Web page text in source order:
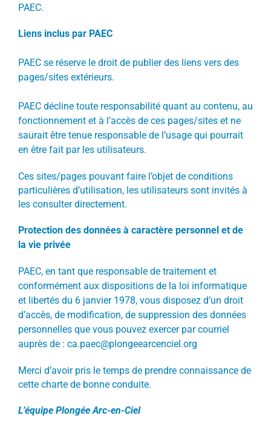
PAEC.
Liens inclus par PAEC
PAEC se réserve le droit de publier des liens vers des
pages/sites extérieurs.
PAEC décline toute responsabilité quant au contenu, au
fonctionnement et à l’accès de ces pages/sites et ne
saurait être tenue responsable de l’usage qui pourrait
en être fait par les utilisateurs.
Ces sites/pages pouvant faire l’objet de conditions
particulières d’utilisation, les utilisateurs sont invités à
les consulter directement.
Protection des données à caractère personnel et de
la vie privée
PAEC, en tant que responsable de traitement et
conformément aux dispositions de la loi informatique
et libertés du 6 janvier 1978, vous disposez d’un droit
d’accès, de modification, de suppression des données
personnelles que vous pouvez exercer par courriel
auprès de : ca.paec@plongeearcenciel.org
Merci d’avoir pris le temps de prendre connaissance de
cette charte de bonne conduite.
L’équipe Plongée Arc-en-Ciel